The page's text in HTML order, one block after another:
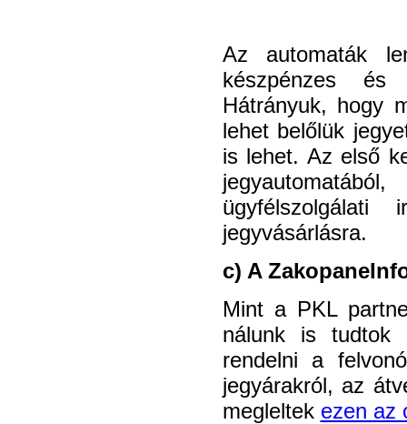
Az automaták
készpénzes és
Hátrányuk, hogy
lehet belőlük
is lehet. Az első
jegyvásárlásra.
c) A
Mint a PKL
nálunk is tudtok
rendelni a
jegyárakról, az
megleltek ezen az